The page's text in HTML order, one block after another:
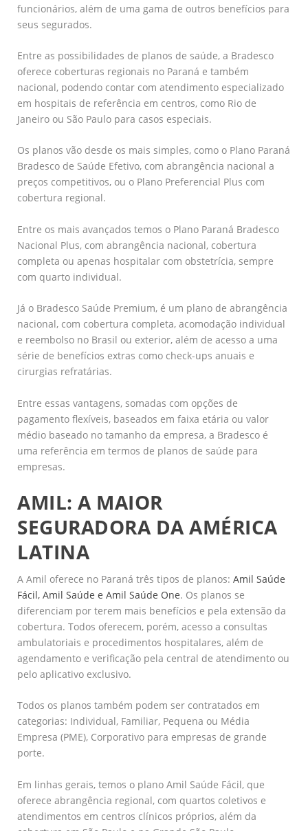
funcionários, além de uma gama de outros benefícios para
seus segurados.
Entre as possibilidades de planos de saúde, a Bradesco
oferece coberturas regionais no Paraná e também
nacional, podendo contar com atendimento especializado
em hospitais de referência em centros, como Rio de
Janeiro ou São Paulo para casos especiais.
Os planos vão desde os mais simples, como o Plano Paraná
Bradesco de Saúde Efetivo, com abrangência nacional a
preços competitivos, ou o Plano Preferencial Plus com
cobertura regional.
Entre os mais avançados temos o Plano Paraná Bradesco
Nacional Plus, com abrangência nacional, cobertura
completa ou apenas hospitalar com obstetrícia, sempre
com quarto individual.
Já o Bradesco Saúde Premium, é um plano de abrangência
nacional, com cobertura completa, acomodação individual
e reembolso no Brasil ou exterior, além de acesso a uma
série de benefícios extras como check-ups anuais e
cirurgias refratárias.
Entre essas vantagens, somadas com opções de
pagamento flexíveis, baseados em faixa etária ou valor
médio baseado no tamanho da empresa, a Bradesco é
uma referência em termos de planos de saúde para
empresas.
AMIL: A MAIOR
SEGURADORA DA AMÉRICA
LATINA
A Amil oferece no Paraná três tipos de planos: Amil Saúde
Fácil, Amil Saúde e Amil Saúde One. Os planos se
diferenciam por terem mais benefícios e pela extensão da
cobertura. Todos oferecem, porém, acesso a consultas
ambulatoriais e procedimentos hospitalares, além de
agendamento e verificação pela central de atendimento ou
pelo aplicativo exclusivo.
Todos os planos também podem ser contratados em
categorias: Individual, Familiar, Pequena ou Média
Empresa (PME), Corporativo para empresas de grande
porte.
Em linhas gerais, temos o plano Amil Saúde Fácil, que
oferece abrangência regional, com quartos coletivos e
atendimentos em centros clínicos próprios, além da